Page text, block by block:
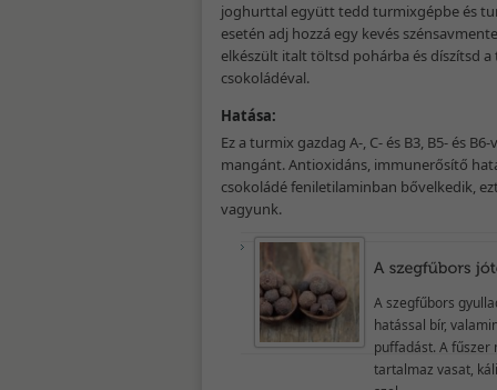
joghurttal együtt tedd turmixgépbe és
esetén adj hozzá egy kevés
elkészült italt töltsd pohárba és díszítsd a
csokoládéval.
Hatása:
Ez a turmix gazdag A-, C- és B3, B5- és
mangánt. Antioxidáns, immunerősítő
csokoládé feniletilaminban bővelkedik,
vagyunk.
A szegfűbors
hatással bír,
puffadást. A fűszer
tartalmaz vasat,